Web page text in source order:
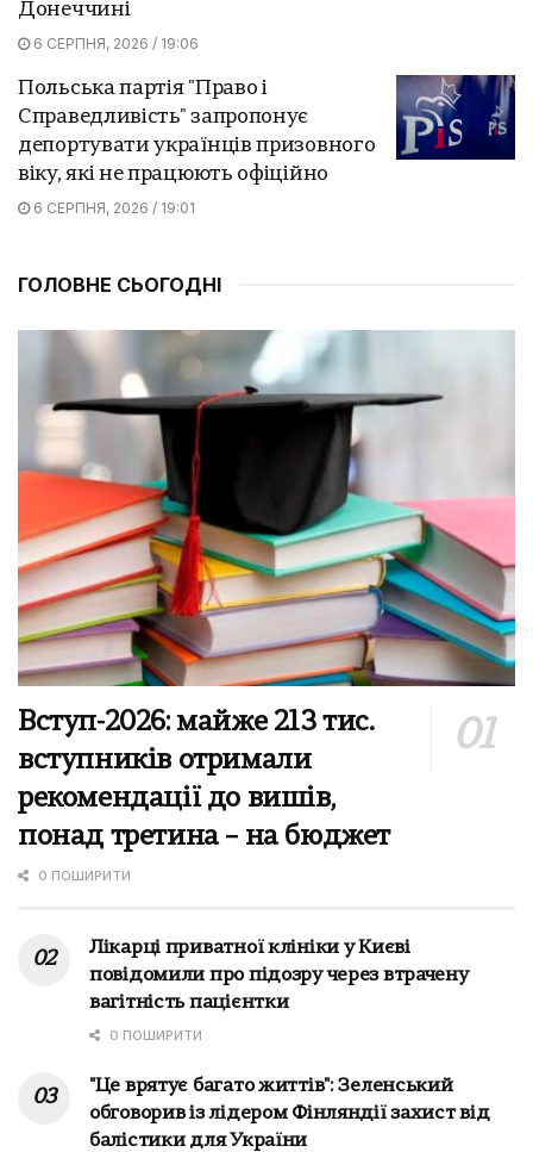
Донеччині
6 СЕРПНЯ, 2026 / 19:06
Польська партія "Право і
Справедливість" запропонує
депортувати українців призовного
віку, які не працюють офіційно
6 СЕРПНЯ, 2026 / 19:01
ГОЛОВНЕ СЬОГОДНІ
Вступ-2026: майже 213 тис.
вступників отримали
рекомендації до вишів,
понад третина – на бюджет
0 ПОШИРИТИ
Лікарці приватної клініки у Києві
повідомили про підозру через втрачену
вагітність пацієнтки
0 ПОШИРИТИ
"Це врятує багато життів": Зеленський
обговорив із лідером Фінляндії захист від
балістики для України